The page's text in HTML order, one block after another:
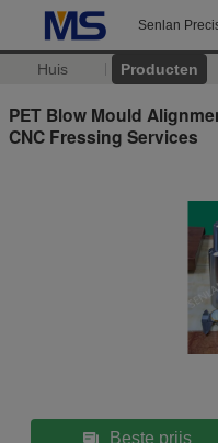
Senlan
Huis Producten
PET Blow Mould
CNC Fressing Services
Beste prijs